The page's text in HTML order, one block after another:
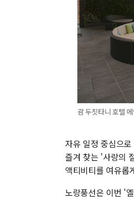
괌 두짓타니 호텔
자유 일정 중심으
즐겨 찾는 '사랑의
액티비티를 여유롭
노랑풍선은 이번 '